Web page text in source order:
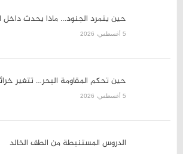
حين يتمرد الجنود… ماذا يحدث داخل
5 أغسطس، 2026
حين تحكم المقاومة البحر… تتغير
5 أغسطس، 2026
الدروس المستنبطة من الطف الخالد